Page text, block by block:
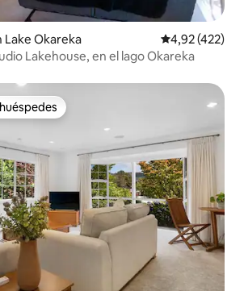
Okareka Calificación
4,92 (422)
Lakehouse, en el lago Okareka
huéspedes más destacados